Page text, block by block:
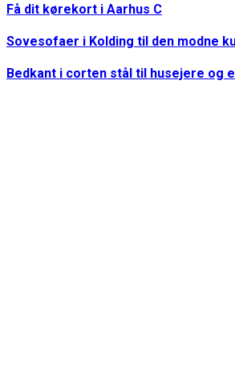
Få dit kørekort i Aarhus C
Sovesofaer i Kolding til den modne
Bedkant i corten stål til husejere og